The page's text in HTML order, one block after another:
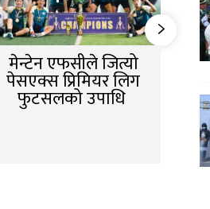
मेन्टेन एफसीले जित्यो
पेसएक्स प्रिमियर लिग
फुटसलको उपाधि